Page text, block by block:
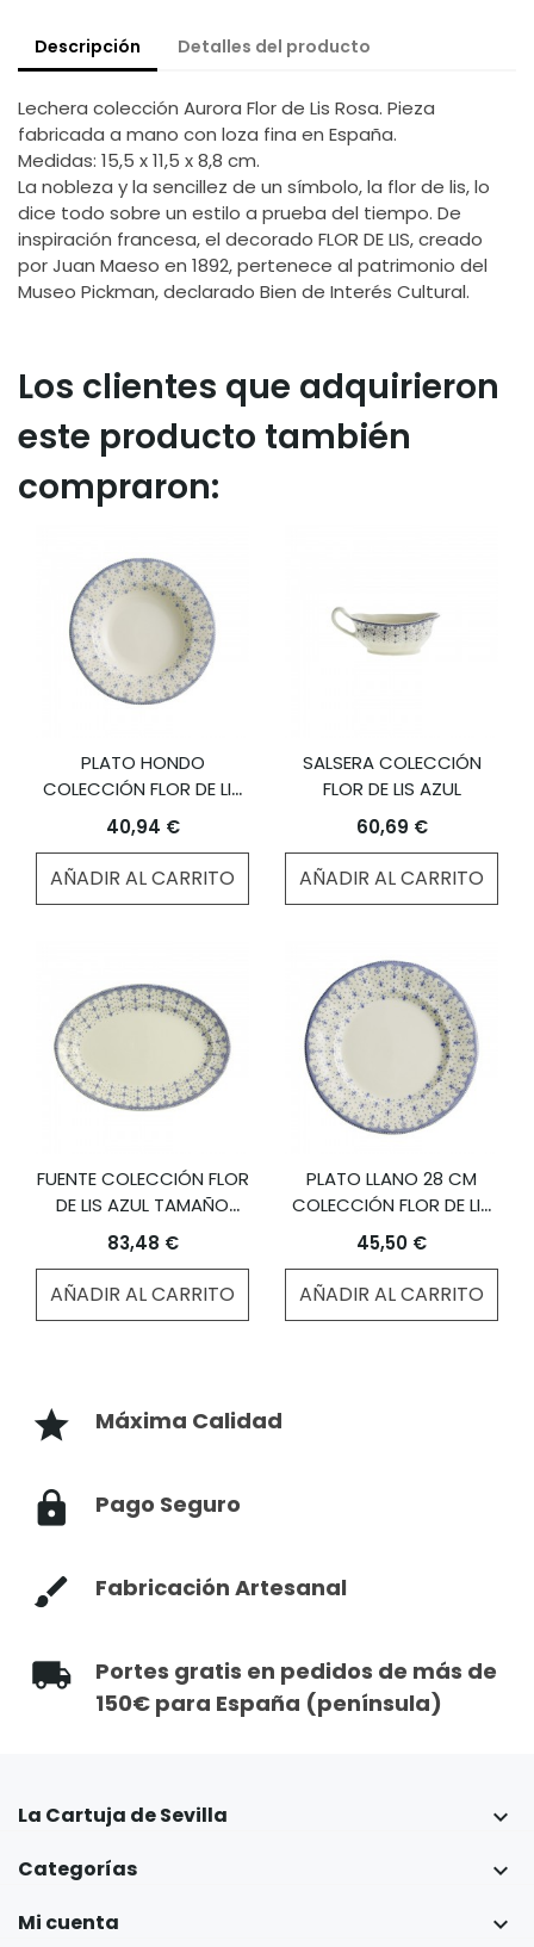
Descripción Detalles del producto
Lechera colección Aurora Flor de Lis Rosa. Pieza
fabricada a mano con loza fina en España.
Medidas: 15,5 x 11,5 x 8,8 cm.
La nobleza y la sencillez de un símbolo, la flor de lis, lo
dice todo sobre un estilo a prueba del tiempo. De
inspiración francesa, el decorado FLOR DE LIS, creado
por Juan Maeso en 1892, pertenece al patrimonio del
Museo Pickman, declarado Bien de Interés Cultural.
Los clientes que adquirieron
este producto también
compraron:
PLATO HONDO
COLECCIÓN FLOR DE LIS
AZUL
40,94 €
AÑADIR AL CARRITO
SALSERA COLECCIÓN
FLOR DE LIS AZUL
60,69 €
AÑADIR AL CARRITO
FUENTE COLECCIÓN FLOR
DE LIS AZUL TAMAÑO
MEDIANO
83,48 €
AÑADIR AL CARRITO
PLATO LLANO 28 CM
COLECCIÓN FLOR DE LIS
AZUL
45,50 €
AÑADIR AL CARRITO
Máxima Calidad
Pago Seguro
Fabricación Artesanal
Portes gratis en pedidos de más de
150€ para España (península)
La Cartuja de Sevilla 
Categorías 
Mi cuenta 